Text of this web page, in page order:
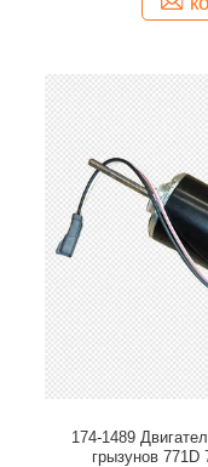
174-1489
грызунов 771D